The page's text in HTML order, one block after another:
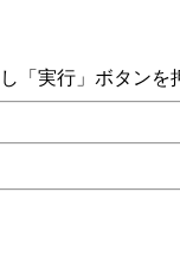
「実行」ボタンを